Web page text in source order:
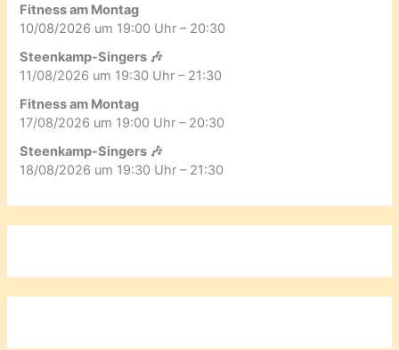
Fitness am Montag
10/08/2026 um 19:00 Uhr – 20:30
Steenkamp-Singers 🎶
11/08/2026 um 19:30 Uhr – 21:30
Fitness am Montag
17/08/2026 um 19:00 Uhr – 20:30
Steenkamp-Singers 🎶
18/08/2026 um 19:30 Uhr – 21:30